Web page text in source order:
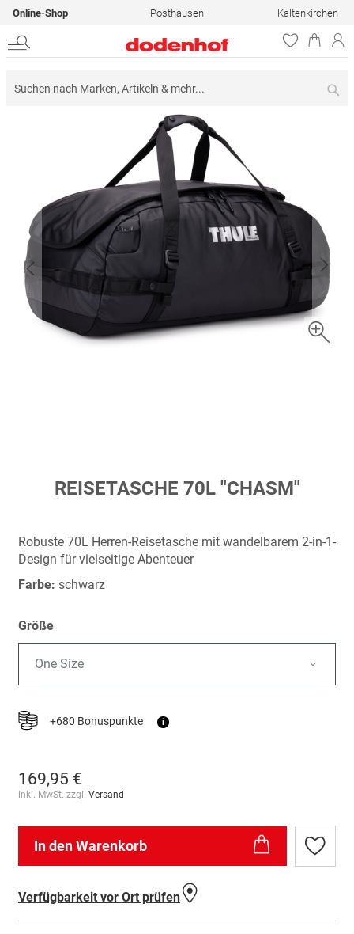
Online-Shop Posthausen Kaltenkirchen
springen
REISETASCHE 70L "CHASM"
Robuste 70L Herren-Reisetasche mit wandelbarem 2-in-1-
Design für vielseitige Abenteuer
Farbe: schwarz
Größe
One Size
+680 Bonuspunkte i
169,95 €
inkl. MwSt. zzgl. Versand
In den Warenkorb
Zur
Verfügbarkeit vor Ort prüfen